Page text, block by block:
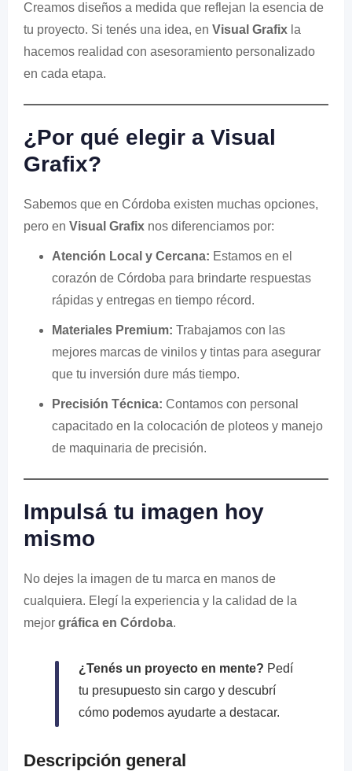
Creamos diseños a medida que reflejan la esencia de
tu proyecto. Si tenés una idea, en Visual Grafix la
hacemos realidad con asesoramiento personalizado
en cada etapa.
¿Por qué elegir a Visual
Grafix?
Sabemos que en Córdoba existen muchas opciones,
pero en Visual Grafix nos diferenciamos por:
Atención Local y Cercana: Estamos en el
corazón de Córdoba para brindarte respuestas
rápidas y entregas en tiempo récord.
Materiales Premium: Trabajamos con las
mejores marcas de vinilos y tintas para asegurar
que tu inversión dure más tiempo.
Precisión Técnica: Contamos con personal
capacitado en la colocación de ploteos y manejo
de maquinaria de precisión.
Impulsá tu imagen hoy
mismo
No dejes la imagen de tu marca en manos de
cualquiera. Elegí la experiencia y la calidad de la
mejor gráfica en Córdoba.
¿Tenés un proyecto en mente? Pedí
tu presupuesto sin cargo y descubrí
cómo podemos ayudarte a destacar.
Descripción general